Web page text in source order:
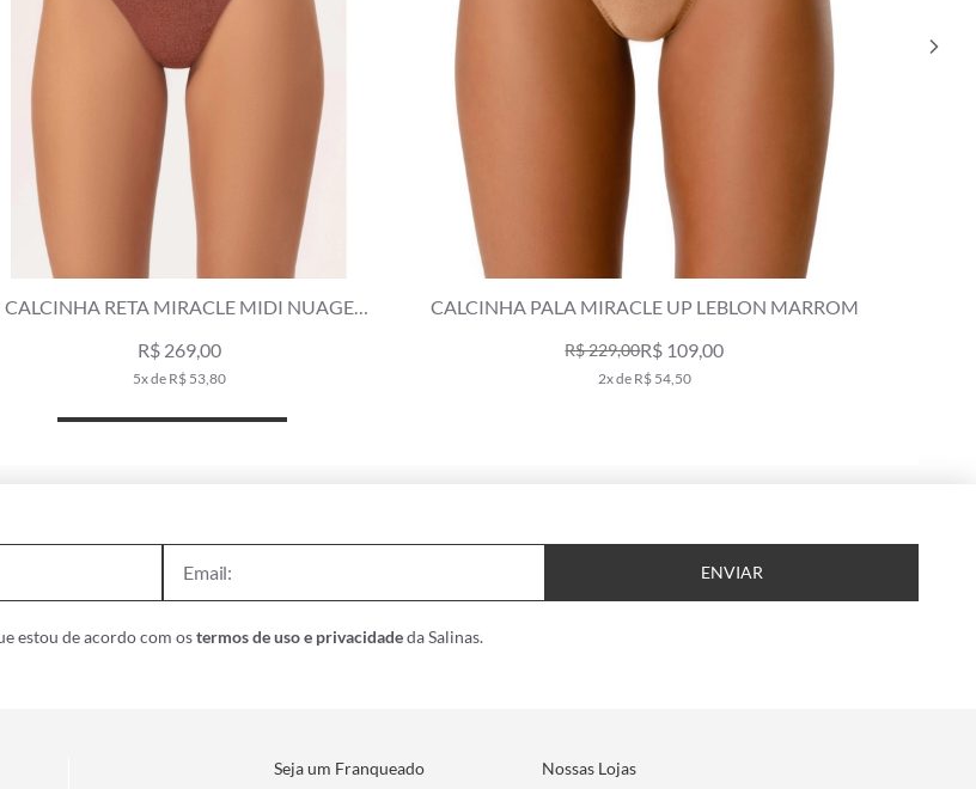
RETA MIRACLE MIDI MAGIC MARROM
R$ 249,00
4x de R$ 62,25
CALCINHA RETA MIRACLE MIDI NUAGE
R$ 269,00
5x de R$ 53,80
ENVIAR
estou de acordo com ostermos de uso e privacidadeda Salinas.
Seja um Franqueado Nossas Lojas